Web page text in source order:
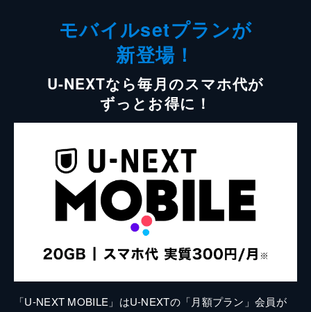
モバイルsetプランが
新登場！
U-NEXTなら毎月のスマホ代が
ずっとお得に！
「U-NEXT MOBILE」はU-NEXTの「月額プラン」会員が